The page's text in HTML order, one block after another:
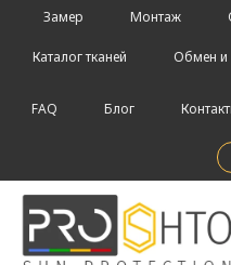
Замер Монтаж
Каталог тканей Обмен и
FAQ Блог